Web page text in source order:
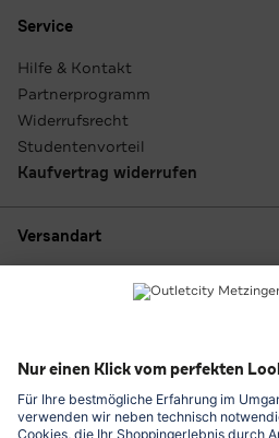
Service
Hilfe & Kontakt
Partnerprogramm
Widerrufsrecht
Studentenvorteil
Kaufvertrag widerrufen
Versandart